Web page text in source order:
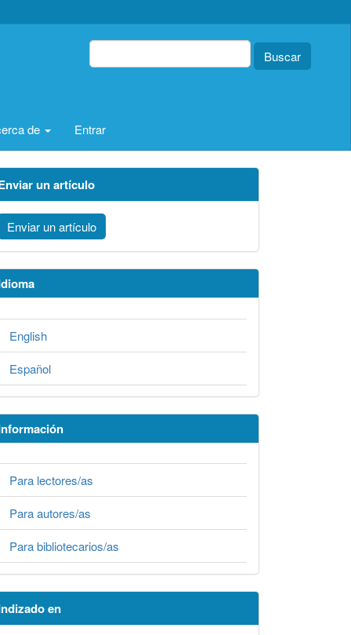
Buscar
de Entrar
un artículo
Enviar un artículo
English
Español
Para lectores/as
Para autores/as
Para bibliotecarios/as
en